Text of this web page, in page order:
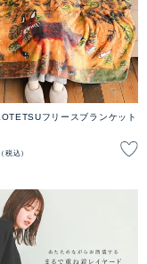
フリースブランケット
税込